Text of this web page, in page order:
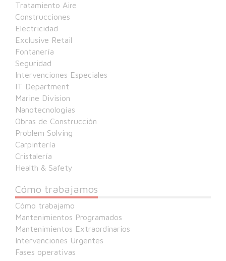
Tratamiento Aire
Construcciones
Electricidad
Exclusive Retail
Fontanería
Seguridad
Intervenciones Especiales
IT Department
Marine Division
Nanotecnologías
Obras de Construcción
Problem Solving
Carpintería
Cristalería
Health & Safety
Cómo trabajamos
Cómo trabajamo
Mantenimientos Programados
Mantenimientos Extraordinarios
Intervenciones Urgentes
Fases operativas